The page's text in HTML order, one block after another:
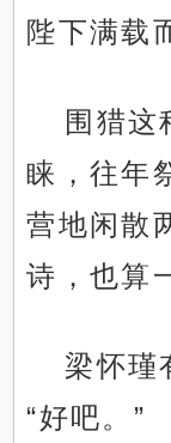
陛下满载
围猎这
睐，往年
营地闲散
诗，也算
梁怀瑾
“好吧。”